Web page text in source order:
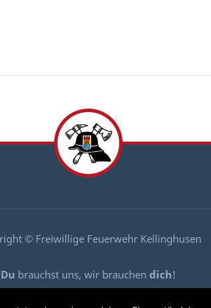
© Freiwillige Feuerwehr Kellinghusen
Du brauchst uns, wir brauchen dich!
Komm zu uns und mach mit!